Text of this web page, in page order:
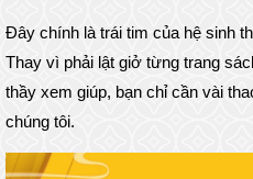
Đây chính là trái tim của hệ sinh
Thay vì phải lật giở từng trang
thầy xem giúp, bạn chỉ cần vài
chúng tôi.